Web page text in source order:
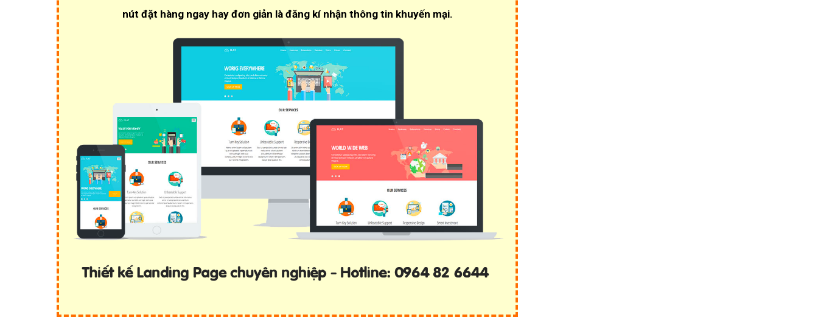
nút đặt hàng ngay hay đơn giản là đăng kí nhận thông tin khuyến mại.